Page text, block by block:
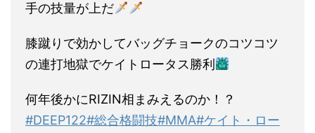
手の技量が上だ
膝蹴りで効かしてバッグチョークのコツコツ
の連打地獄でケイトロータス勝利
何年後かにRIZIN相まみえるのか！？
#DEEP122#総合格闘技#MMA#ケイト・ロー